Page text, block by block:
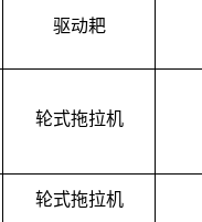
驱动耙
轮式拖拉机
轮式拖拉机